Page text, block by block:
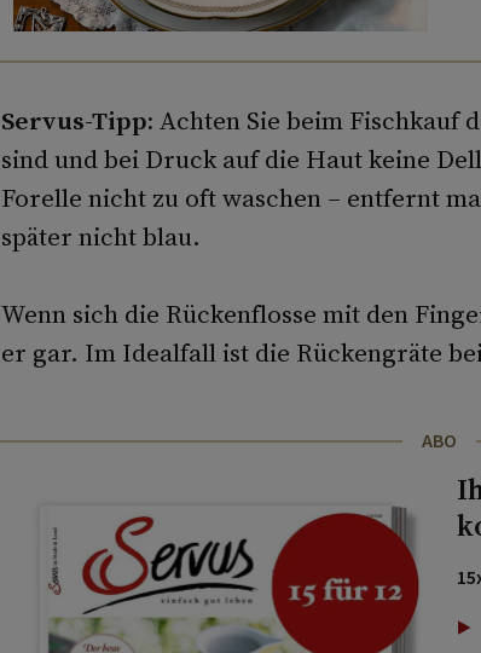
Servus-Tipp: Achten Sie beim Fischkauf
sind und bei Druck auf die Haut keine
Forelle nicht zu oft waschen – entfernt
später nicht blau.
Wenn sich die Rückenflosse mit den
er gar. Im Idealfall ist die Rückengräte
ABO